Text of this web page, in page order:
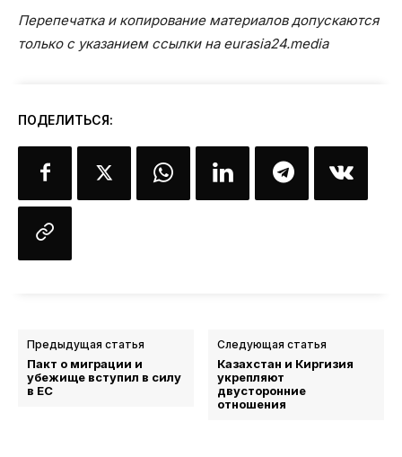
Перепечатка и копирование материалов допускаются
только с указанием ссылки на eurasia24.media
ПОДЕЛИТЬСЯ:
Предыдущая статья
Пакт о миграции и
убежище вступил в силу
в ЕС
Следующая статья
Казахстан и Киргизия
укрепляют
двусторонние
отношения